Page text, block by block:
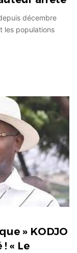
décembre
les populations
» KODJO
« Le